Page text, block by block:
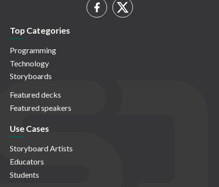
Top Categories
Programming
Technology
Storyboards
Featured decks
Featured speakers
Use Cases
Storyboard Artists
Educators
Students